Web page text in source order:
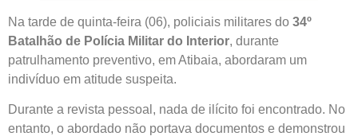
Na tarde de quinta-feira (06), policiais militares do 34º
Batalhão de Polícia Militar do Interior, durante
patrulhamento preventivo, em Atibaia, abordaram um
indivíduo em atitude suspeita.
Durante a revista pessoal, nada de ilícito foi encontrado. No
entanto, o abordado não portava documentos e demonstrou